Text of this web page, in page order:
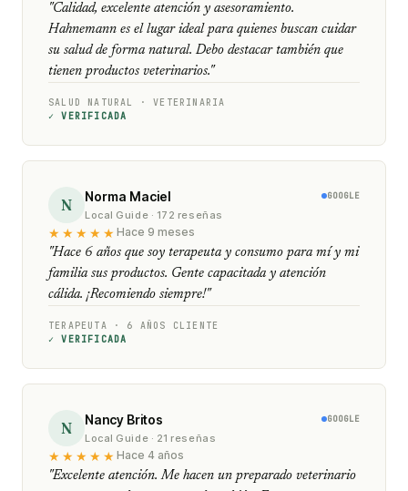
"Calidad, excelente atención y asesoramiento.
Hahnemann es el lugar ideal para quienes buscan cuidar
su salud de forma natural. Debo destacar también que
tienen productos veterinarios."
SALUD NATURAL · VETERINARIA
✓ VERIFICADA
N Norma Maciel
Local Guide · 172 reseñas
GOOGLE
★★★★★ Hace 9 meses
"Hace 6 años que soy terapeuta y consumo para mí y mi
familia sus productos. Gente capacitada y atención
cálida. ¡Recomiendo siempre!"
TERAPEUTA · 6 AÑOS CLIENTE
✓ VERIFICADA
N Nancy Britos
Local Guide · 21 reseñas
GOOGLE
★★★★★ Hace 4 años
"Excelente atención. Me hacen un preparado veterinario